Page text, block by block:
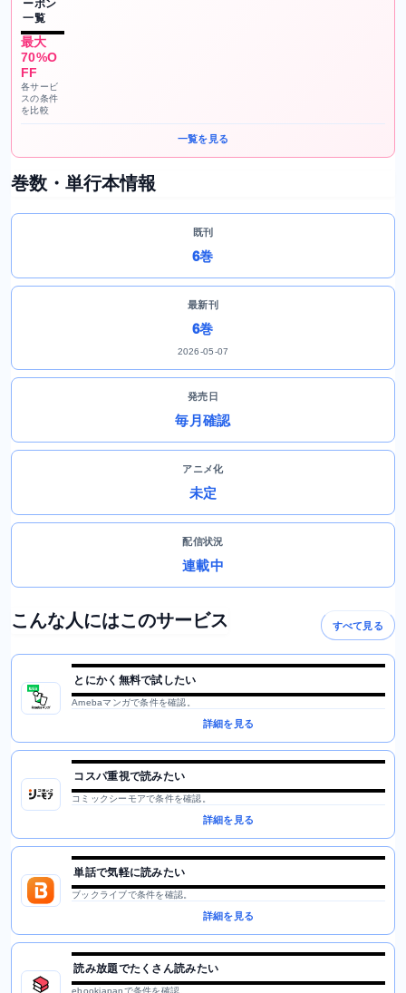
ーポン
一覧
最大
70%O
FF
各サービ
スの条件
を比較
一覧を見る
巻数・単行本情報
既刊
6巻
最新刊
6巻
2026-05-07
発売日
毎月確認
アニメ化
未定
配信状況
連載中
こんな人にはこのサービス すべて見る
とにかく無料で試したい
Amebaマンガで条件を確認。
詳細を見る
コスパ重視で読みたい
コミックシーモアで条件を確認。
詳細を見る
単話で気軽に読みたい
ブックライブで条件を確認。
詳細を見る
読み放題でたくさん読みたい
ebookjapanで条件を確認。